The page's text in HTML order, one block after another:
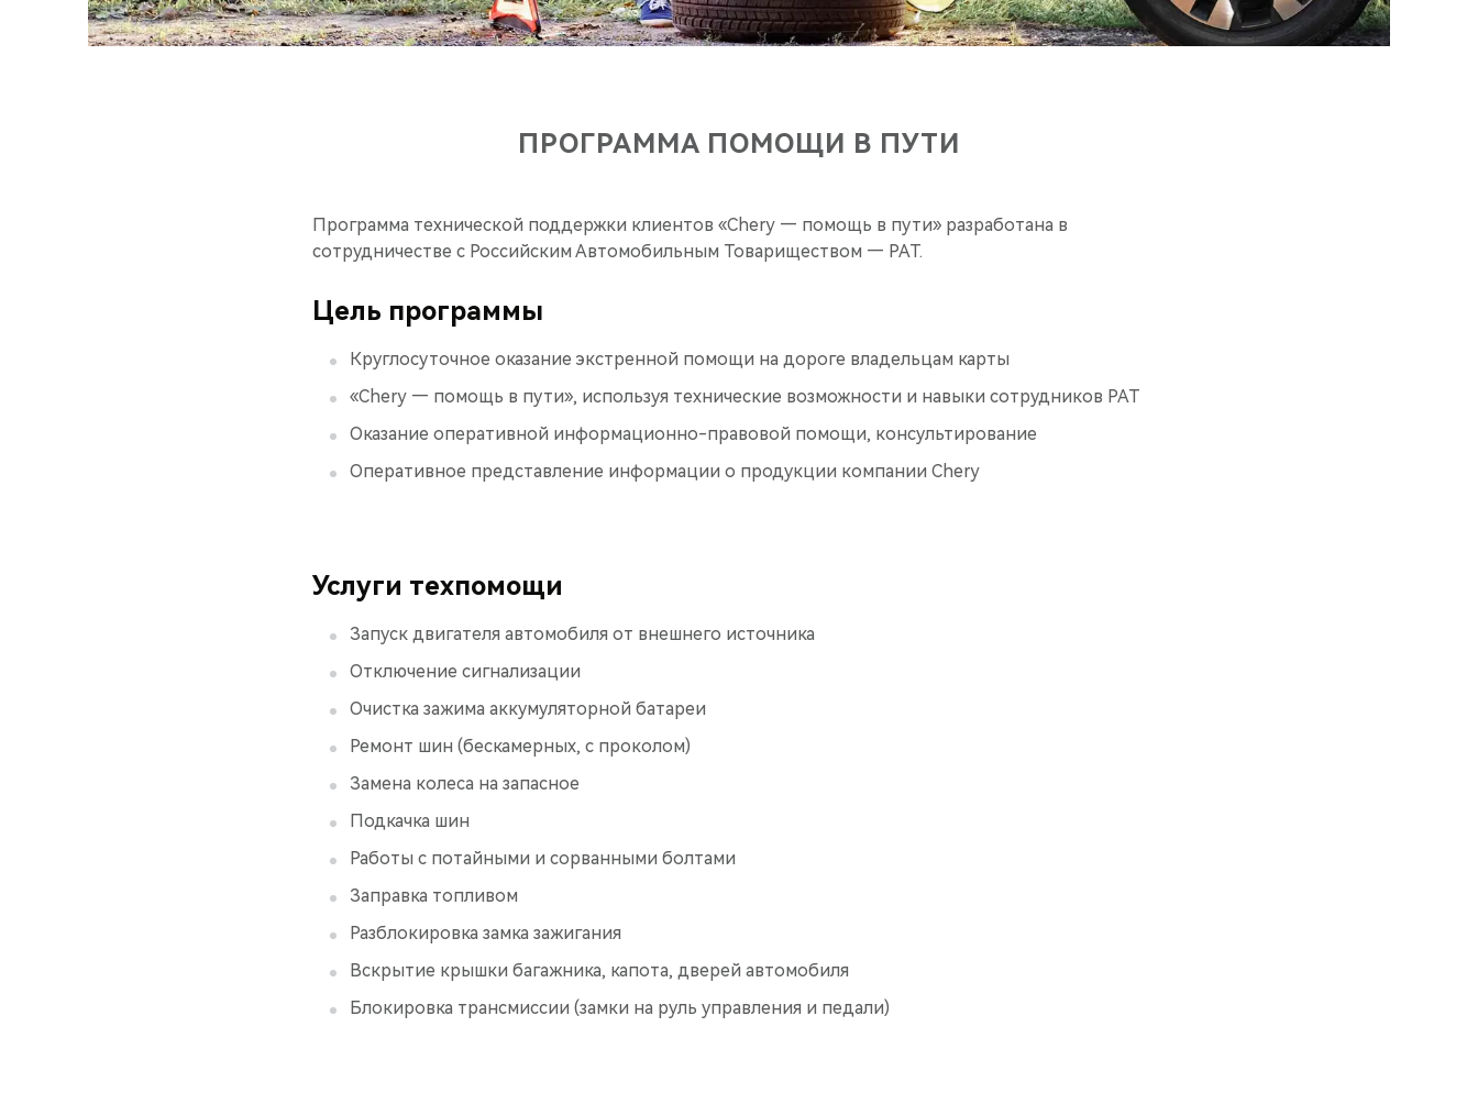
ПРОГРАММА ПОМОЩИ В ПУТИ
Программа технической поддержки клиентов «Chery — помощь в пути» разработана в
сотрудничестве с Российским Автомобильным Товариществом — РАТ.
Цель программы
Круглосуточное оказание экстренной помощи на дороге владельцам карты
«Chery — помощь в пути», используя технические возможности и навыки сотрудников РАТ
Оказание оперативной информационно-правовой помощи, консультирование
Оперативное представление информации о продукции компании Chery
Услуги техпомощи
Запуск двигателя автомобиля от внешнего источника
Отключение сигнализации
Очистка зажима аккумуляторной батареи
Ремонт шин (бескамерных, с проколом)
Замена колеса на запасное
Подкачка шин
Работы с потайными и сорванными болтами
Заправка топливом
Разблокировка замка зажигания
Вскрытие крышки багажника, капота, дверей автомобиля
Блокировка трансмиссии (замки на руль управления и педали)